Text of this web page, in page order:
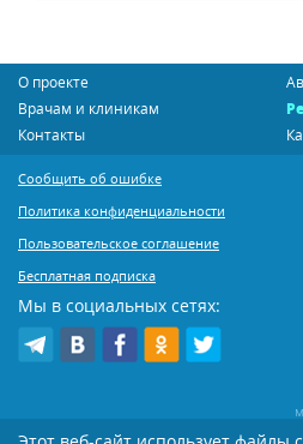
О проекте
Врачам и клиникам
Контакты
Сообщить об ошибке
Политика конфиденциальности
Пользовательское соглашение
Бесплатная подписка
Мы в социальных сетях: